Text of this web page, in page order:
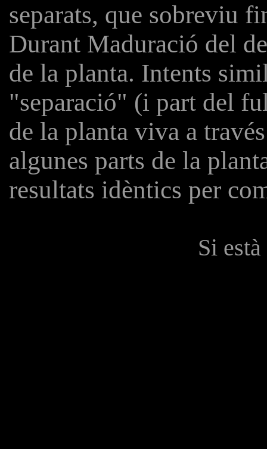
separats, que sobreviu
Durant Maduració del
de la planta. Intents
"separació" (i part del
de la planta viva a
algunes parts de la
resultats idèntics per
Si